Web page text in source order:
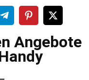
Angebote